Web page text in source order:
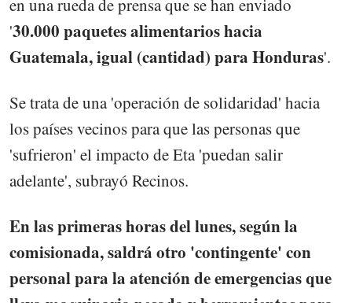
en una rueda de prensa que se han enviado
'30.000 paquetes alimentarios hacia
Guatemala, igual (cantidad) para Honduras'.
Se trata de una 'operación de solidaridad' hacia
los países vecinos para que las personas que
'sufrieron' el impacto de Eta 'puedan salir
adelante', subrayó Recinos.
En las primeras horas del lunes, según la
comisionada, saldrá otro 'contingente' con
personal para la atención de emergencias que